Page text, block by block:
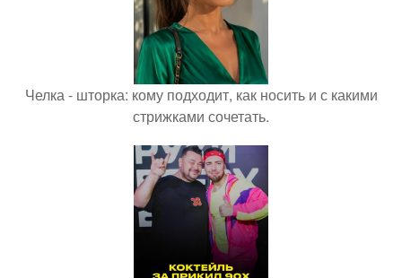
Челка - шторка: кому подходит, как носить и с какими
стрижками сочетать.